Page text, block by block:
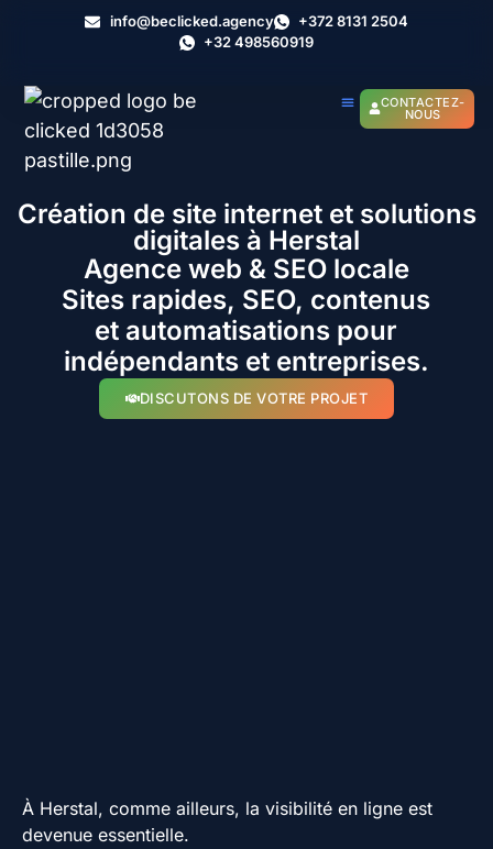
info@beclicked.agency
+372 8131 2504
+32 498560919
CONTACTEZ-
NOUS
Création de site internet et solutions
digitales à Herstal
Agence web & SEO locale
Sites rapides, SEO, contenus
et automatisations pour
indépendants et entreprises.
DISCUTONS DE VOTRE PROJET
À Herstal, comme ailleurs, la visibilité en ligne est
devenue essentielle.